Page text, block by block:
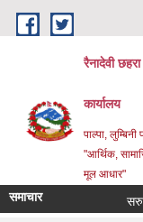
Skip to main content
रैनादेवी
कार्यालय
पाल्पा,
"आर्थिक,
मूल आधार"
समाचार सरुवा